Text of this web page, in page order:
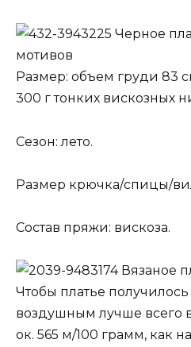
Черное
мотивов
Размер: объем груди 83
300 г тонких вискозных
Сезон: лето.
Размер крючка/спицы/
Состав пряжи: вискоза.
Вязаное
Чтобы платье
воздушным лучше всего
ок. 565 м/100 грамм, как